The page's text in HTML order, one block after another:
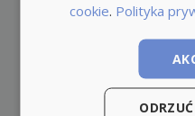
cookie. Polityka